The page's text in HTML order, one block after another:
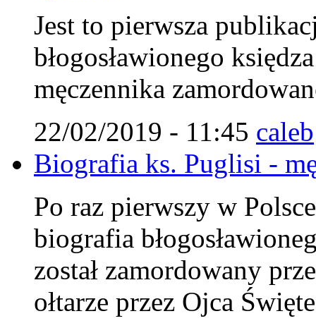
Jest to pierwsza
błogosławionego
męczennika
22/02/2019 - 11:45 caleb
Biografia ks. Puglisi -
Po raz pierwszy w
biografia
został zamordowany
ołtarze przez Ojca